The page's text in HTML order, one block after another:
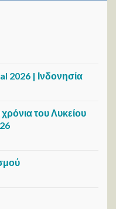
2026 | Ινδονησία
του Λυκείου